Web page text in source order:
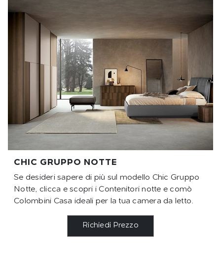
CHIC GRUPPO NOTTE
Se desideri sapere di più sul modello Chic Gruppo
Notte, clicca e scopri i Contenitori notte e comò
Colombini Casa ideali per la tua camera da letto.
Richiedi Prezzo